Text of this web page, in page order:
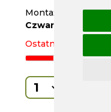
Montaż w serwisie
Czwartek
Ostatnia sztuka